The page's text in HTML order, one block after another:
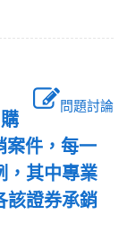
問題討論
案件，每一
，其中專業
該證券承銷